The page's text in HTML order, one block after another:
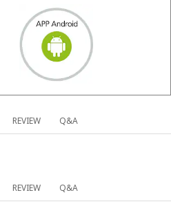
REVIEW Q&A
REVIEW Q&A